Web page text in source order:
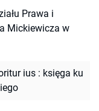
Prawa i
Mickiewicza w
ius : księga ku